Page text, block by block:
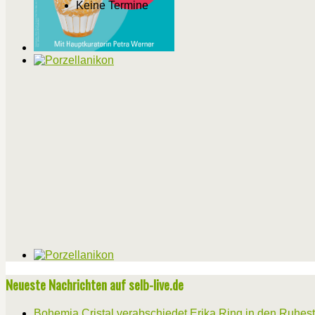
Keine Termine
Neueste Nachrichten auf selb-live.de